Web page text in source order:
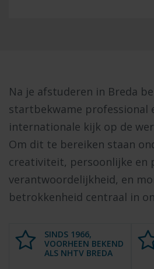
Na je afstuderen in Breda
startbekwame professional
internationale kijk op de
Om dit te bereiken staan
creativiteit, persoonlijke en
verantwoordelijkheid, en
betrokkenheid centraal in
SINDS 1966,
VOORHEEN BEKEND
ALS NHTV BREDA